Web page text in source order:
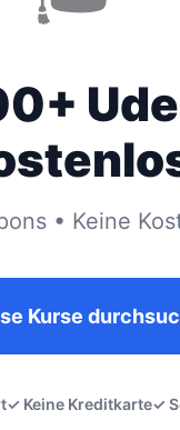
• Keine
Kurse
✓ Keine Kreditkarte✓